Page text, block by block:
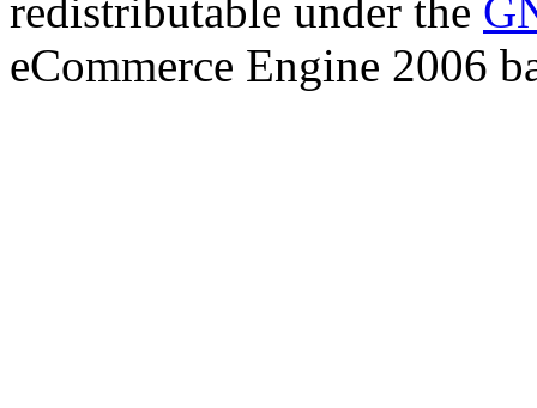
redistributable under the
eCommerce Engine 2006